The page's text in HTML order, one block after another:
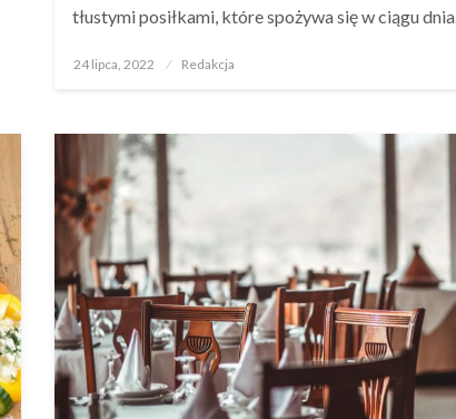
tłustymi posiłkami, które spożywa się w ciągu dnia.
Opublikowane
24 lipca, 2022 Redakcja